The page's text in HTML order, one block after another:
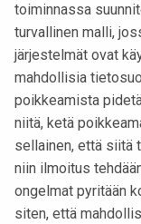
toiminnassa
turvallinen malli,
järjestelmät ovat
mahdollisia
poikkeamista
niitä, ketä
sellainen, että siitä
niin ilmoitus
ongelmat pyritään
siten, että